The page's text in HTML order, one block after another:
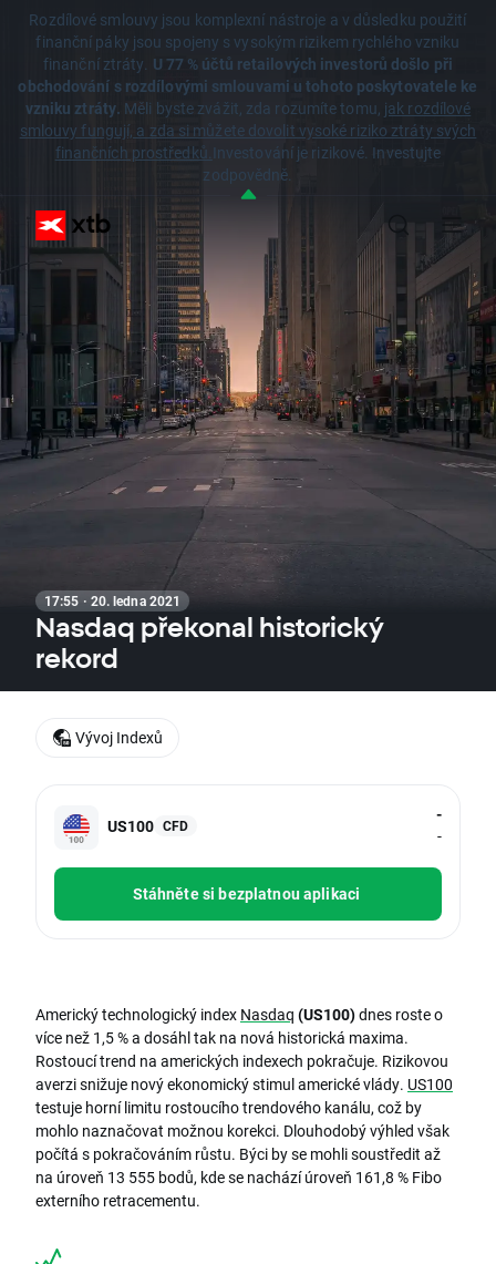
Rozdílové smlouvy jsou komplexní nástroje a v důsledku použití
finanční páky jsou spojeny s vysokým rizikem rychlého vzniku
finanční ztráty. U 77 % účtů retailových investorů došlo při
obchodování s rozdílovými smlouvami u tohoto poskytovatele ke
vzniku ztráty. Měli byste zvážit, zda rozumíte tomu, jak rozdílové
smlouvy fungují, a zda si můžete dovolit vysoké riziko ztráty svých
finančních prostředků.Investování je rizikové. Investujte
zodpovědně.
17:55 · 20. ledna 2021
Nasdaq překonal historický
rekord
US100 CFD
-
-
Stáhněte si bezplatnou aplikaci
Americký technologický index Nasdaq (US100)dnes roste o
více než 1,5 % a dosáhl tak na nová historická maxima.
Rostoucí trend na amerických indexech pokračuje. Rizikovou
averzi snižuje nový ekonomický stimul americké vlády. US100
testuje horní limitu rostoucího trendového kanálu, což by
mohlo naznačovat možnou korekci. Dlouhodobý výhled však
počítá s pokračováním růstu. Býci by se mohli soustředit až
na úroveň 13 555 bodů, kde se nachází úroveň 161,8 % Fibo
externího retracementu.
Vývoj Indexů